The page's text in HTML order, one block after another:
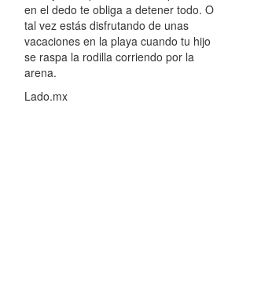
en el dedo te obliga a detener todo. O
tal vez estás disfrutando de unas
vacaciones en la playa cuando tu hijo
se raspa la rodilla corriendo por la
arena.
Lado.mx